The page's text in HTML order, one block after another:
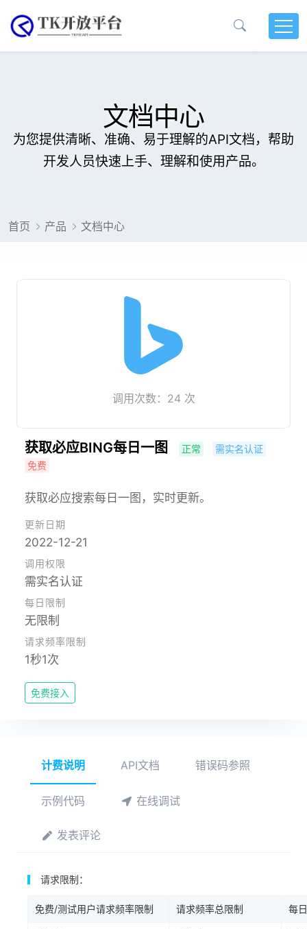
文档中心
为您提供清晰、准确、易于理解的API文档，帮助
开发人员快速上手、理解和使用产品。
首页 产品 文档中心
调用次数：24 次
获取必应BING每日一图 正常
需实名认证
免费
获取必应搜索每日一图，实时更新。
更新日期
2022-12-21
调用权限
需实名认证
每日限制
无限制
请求频率限制
1秒1次
免费接入
计费说明 API文档 错误码参照
示例代码 在线调试
发表评论
请求限制：
免费/测试用户请求频率限制 请求频率总限制 每